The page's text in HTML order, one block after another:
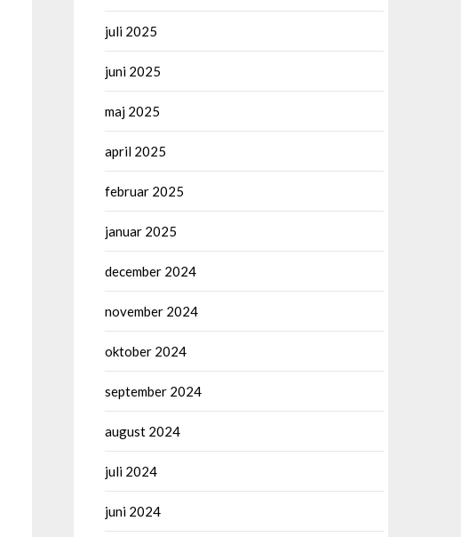
juli 2025
juni 2025
maj 2025
april 2025
februar 2025
januar 2025
december 2024
november 2024
oktober 2024
september 2024
august 2024
juli 2024
juni 2024